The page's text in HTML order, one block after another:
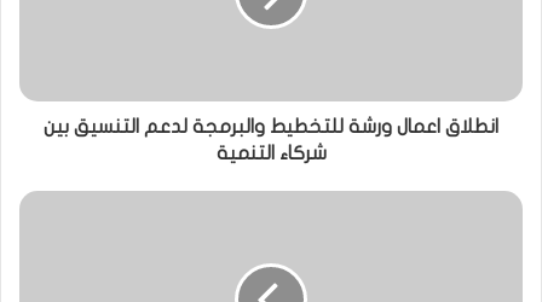
انطلاق اعمال ورشة للتخطيط والبرمجة لدعم التنسيق بين
شركاء التنمية